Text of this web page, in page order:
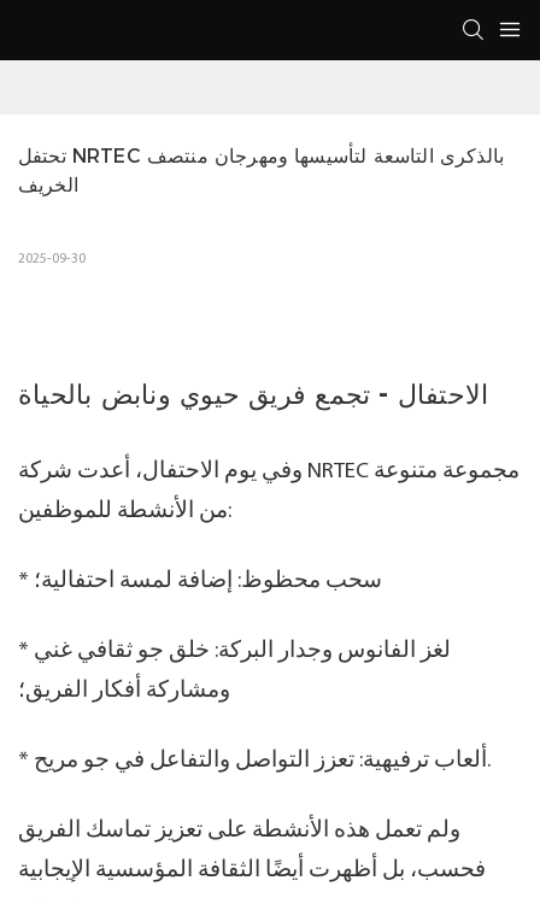
تحتفل NRTEC بالذكرى التاسعة لتأسيسها ومهرجان منتصف
الخريف
2025-09-30
الاحتفال - تجمع فريق حيوي ونابض بالحياة
وفي يوم الاحتفال، أعدت شركة NRTEC مجموعة متنوعة
من الأنشطة للموظفين:
* سحب محظوظ: إضافة لمسة احتفالية؛
* لغز الفانوس وجدار البركة: خلق جو ثقافي غني
ومشاركة أفكار الفريق؛
* ألعاب ترفيهية: تعزز التواصل والتفاعل في جو مريح.
ولم تعمل هذه الأنشطة على تعزيز تماسك الفريق
فحسب، بل أظهرت أيضًا الثقافة المؤسسية الإيجابية